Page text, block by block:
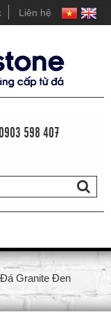
Liên hệ
598 407
Đá Granite Đen